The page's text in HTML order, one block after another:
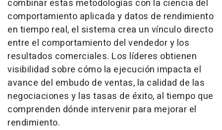
combinar estas metodologías con la ciencia del
comportamiento aplicada y datos de rendimiento
en tiempo real, el sistema crea un vínculo directo
entre el comportamiento del vendedor y los
resultados comerciales. Los líderes obtienen
visibilidad sobre cómo la ejecución impacta el
avance del embudo de ventas, la calidad de las
negociaciones y las tasas de éxito, al tiempo que
comprenden dónde intervenir para mejorar el
rendimiento.